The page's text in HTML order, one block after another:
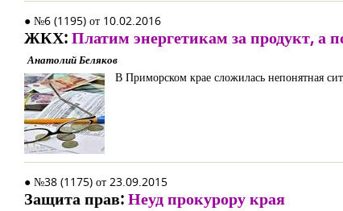
● №6 (1195) от 10.02.2016
ЖКХ:Платим энергетикам за продукт, а
Анатолий Беляков
В Приморском крае сложилась непонятная
● №38 (1175) от 23.09.2015
Защита прав:Неуд прокурору края